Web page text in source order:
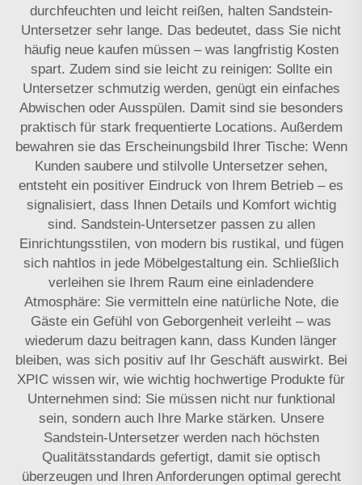
durchfeuchten und leicht reißen, halten Sandstein-
Untersetzer sehr lange. Das bedeutet, dass Sie nicht
häufig neue kaufen müssen – was langfristig Kosten
spart. Zudem sind sie leicht zu reinigen: Sollte ein
Untersetzer schmutzig werden, genügt ein einfaches
Abwischen oder Ausspülen. Damit sind sie besonders
praktisch für stark frequentierte Locations. Außerdem
bewahren sie das Erscheinungsbild Ihrer Tische: Wenn
Kunden saubere und stilvolle Untersetzer sehen,
entsteht ein positiver Eindruck von Ihrem Betrieb – es
signalisiert, dass Ihnen Details und Komfort wichtig
sind. Sandstein-Untersetzer passen zu allen
Einrichtungsstilen, von modern bis rustikal, und fügen
sich nahtlos in jede Möbelgestaltung ein. Schließlich
verleihen sie Ihrem Raum eine einladendere
Atmosphäre: Sie vermitteln eine natürliche Note, die
Gäste ein Gefühl von Geborgenheit verleiht – was
wiederum dazu beitragen kann, dass Kunden länger
bleiben, was sich positiv auf Ihr Geschäft auswirkt. Bei
XPIC wissen wir, wie wichtig hochwertige Produkte für
Unternehmen sind: Sie müssen nicht nur funktional
sein, sondern auch Ihre Marke stärken. Unsere
Sandstein-Untersetzer werden nach höchsten
Qualitätsstandards gefertigt, damit sie optisch
überzeugen und Ihren Anforderungen optimal gerecht